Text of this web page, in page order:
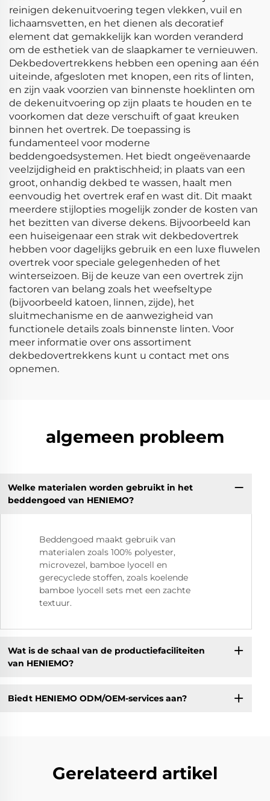
reinigen dekenuitvoering tegen vlekken, vuil en
lichaamsvetten, en het dienen als decoratief
element dat gemakkelijk kan worden veranderd
om de esthetiek van de slaapkamer te vernieuwen.
Dekbedovertrekkens hebben een opening aan één
uiteinde, afgesloten met knopen, een rits of linten,
en zijn vaak voorzien van binnenste hoeklinten om
de dekenuitvoering op zijn plaats te houden en te
voorkomen dat deze verschuift of gaat kreuken
binnen het overtrek. De toepassing is
fundamenteel voor moderne
beddengoedsystemen. Het biedt ongeëvenaarde
veelzijdigheid en praktischheid; in plaats van een
groot, onhandig dekbed te wassen, haalt men
eenvoudig het overtrek eraf en wast dit. Dit maakt
meerdere stijlopties mogelijk zonder de kosten van
het bezitten van diverse dekens. Bijvoorbeeld kan
een huiseigenaar een strak wit dekbedovertrek
hebben voor dagelijks gebruik en een luxe fluwelen
overtrek voor speciale gelegenheden of het
winterseizoen. Bij de keuze van een overtrek zijn
factoren van belang zoals het weefseltype
(bijvoorbeeld katoen, linnen, zijde), het
sluitmechanisme en de aanwezigheid van
functionele details zoals binnenste linten. Voor
meer informatie over ons assortiment
dekbedovertrekkens kunt u contact met ons
opnemen.
algemeen probleem
Welke materialen worden gebruikt in het
beddengoed van HENIEMO?
Beddengoed maakt gebruik van
materialen zoals 100% polyester,
microvezel, bamboe lyocell en
gerecyclede stoffen, zoals koelende
bamboe lyocell sets met een zachte
textuur.
Wat is de schaal van de productiefaciliteiten
van HENIEMO?
Biedt HENIEMO ODM/OEM-services aan?
Gerelateerd artikel